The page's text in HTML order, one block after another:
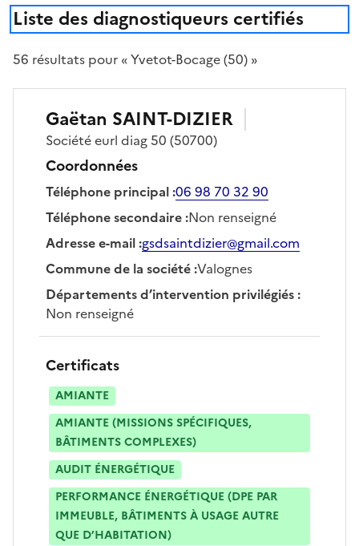
Liste des diagnostiqueurs certifiés
56 résultats pour « Yvetot-Bocage (50) »
Gaëtan SAINT-DIZIER
Sociétéeurl diag 50 (50700)
Coordonnées
Téléphone principal:06 98 70 32 90
Téléphone secondaire:Non renseigné
Adresse e-mail:gsdsaintdizier@gmail.com
Commune de la société:Valognes
Départements d’intervention privilégiés:
Non renseigné
Certificats
AMIANTE
AMIANTE (MISSIONS SPÉCIFIQUES,
BÂTIMENTS COMPLEXES)
AUDIT ÉNERGÉTIQUE
PERFORMANCE ÉNERGÉTIQUE (DPE PAR
IMMEUBLE, BÂTIMENTS À USAGE AUTRE
QUE D’HABITATION)